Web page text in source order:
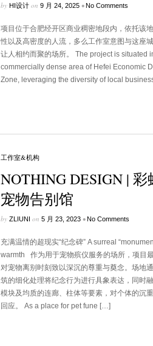
by HI设计on 9 月 24, 2025 •No Comments
项目位于合肥经开区商业稠密地段内，依托该
性以及高密度的人流，多么工作室意图与这座
让人相约而聚的场所。 The project is situated
commercially dense area of Hefei Economic
Zone, leveraging the diversity of local
工作室&机构
NOTHING DESIGN |
宠物告别馆
by ZLIUNI on 5 月 23, 2023 •No Comments
充满温情的超现实“纪念碑” A surreal
warmth 作为用于宠物殡仪服务的场所，项目
对宠物离别时刻致以深沉的尊重与奠念。场地
筑的细化处理将纪念行为进行具象表达，同时
模块及均质的连廊、柱体等要素，对个体的沉
回应。 As a place for pet fune […]